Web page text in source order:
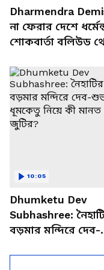
Dharmendra
না ফেরার দেশে
শোকবার্তা বলিউড
Dhumketu Dev
Subhashree:
বড়মার মন্দিরে দেব-
10:05